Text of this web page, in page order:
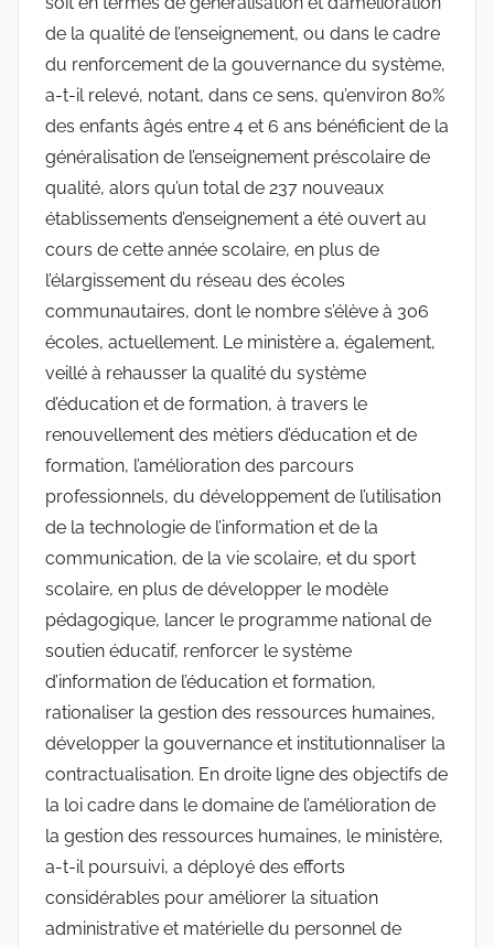
de la qualité de l’enseignement, ou dans le cadre
du renforcement de la gouvernance du système,
a-t-il relevé, notant, dans ce sens, qu’environ 80%
des enfants âgés entre 4 et 6 ans bénéficient de la
généralisation de l’enseignement préscolaire de
qualité, alors qu’un total de 237 nouveaux
établissements d’enseignement a été ouvert au
cours de cette année scolaire, en plus de
l’élargissement du réseau des écoles
communautaires, dont le nombre s’élève à 306
écoles, actuellement. Le ministère a, également,
veillé à rehausser la qualité du système
d’éducation et de formation, à travers le
renouvellement des métiers d’éducation et de
formation, l’amélioration des parcours
professionnels, du développement de l’utilisation
de la technologie de l’information et de la
communication, de la vie scolaire, et du sport
scolaire, en plus de développer le modèle
pédagogique, lancer le programme national de
soutien éducatif, renforcer le système
d’information de l’éducation et formation,
rationaliser la gestion des ressources humaines,
développer la gouvernance et institutionnaliser la
contractualisation. En droite ligne des objectifs de
la loi cadre dans le domaine de l’amélioration de
la gestion des ressources humaines, le ministère,
a-t-il poursuivi, a déployé des efforts
considérables pour améliorer la situation
administrative et matérielle du personnel de